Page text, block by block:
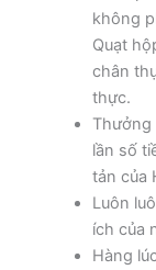
không
Quạt
chân
thực.
Thưởng
lần số
tản của
Luôn
ích của
Hàng